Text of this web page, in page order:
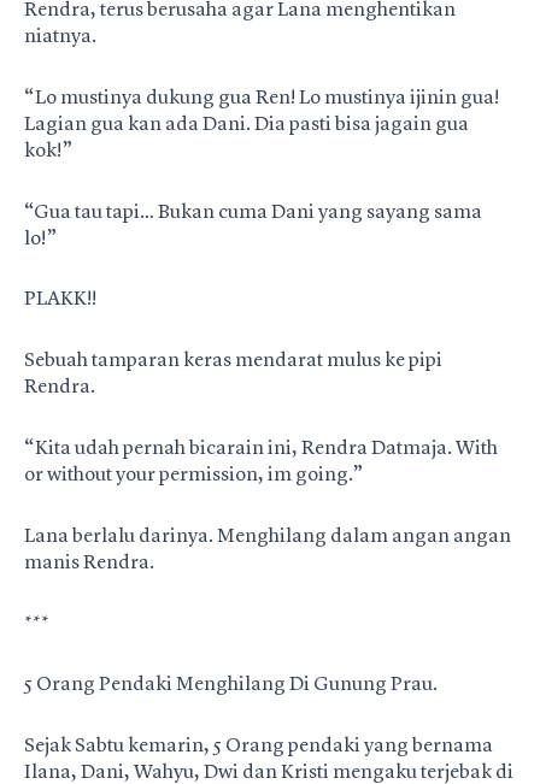
Rendra, terus berusaha agar Lana menghentikan
niatnya.
“Lo mustinya dukung gua Ren! Lo mustinya ijinin gua!
Lagian gua kan ada Dani. Dia pasti bisa jagain gua
kok!”
“Gua tau tapi… Bukan cuma Dani yang sayang sama
lo!”
PLAKK!!
Sebuah tamparan keras mendarat mulus ke pipi
Rendra.
“Kita udah pernah bicarain ini, Rendra Datmaja. With
or without your permission, im going.”
Lana berlalu darinya. Menghilang dalam angan angan
manis Rendra.
***
5 Orang Pendaki Menghilang Di Gunung Prau.
Sejak Sabtu kemarin, 5 Orang pendaki yang bernama
Ilana, Dani, Wahyu, Dwi dan Kristi mengaku terjebak di